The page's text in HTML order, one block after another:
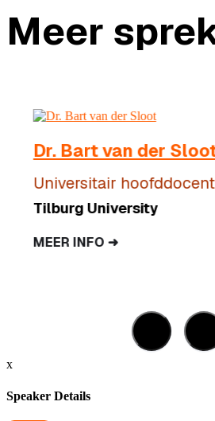
Meer
Dr. Bart van der Sloot
Universitair hoofddocent
Tilburg University
MEER INFO ➜
x
Speaker Details